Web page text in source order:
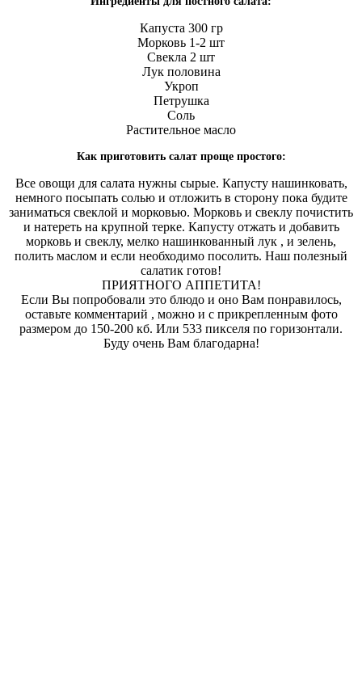
Капуста 300 гр
Морковь 1-2 шт
Свекла 2 шт
Лук половина
Укроп
Петрушка
Соль
Растительное масло
Как приготовить салат проще простого:
Все овощи для салата нужны сырые. Капусту нашинковать,
немного посыпать солью и отложить в сторону пока будите
заниматься свеклой и морковью. Морковь и свеклу почистить
и натереть на крупной терке. Капусту отжать и добавить
морковь и свеклу, мелко нашинкованный лук , и зелень,
полить маслом и если необходимо посолить. Наш полезный
салатик готов!
ПРИЯТНОГО АППЕТИТА!
Если Вы попробовали это блюдо и оно Вам понравилось,
оставьте комментарий , можно и с прикрепленным фото
размером до 150-200 кб. Или 533 пикселя по горизонтали.
Буду очень Вам благодарна!